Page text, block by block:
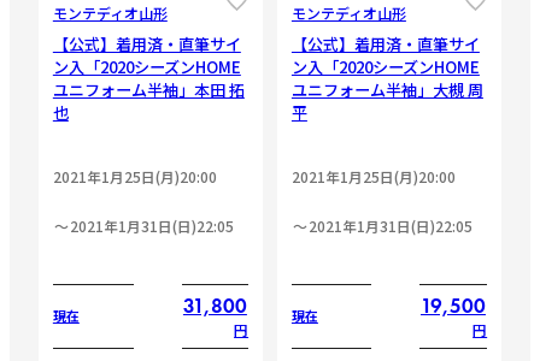
モンテディオ山形
【公式】着用済・直筆サイ
ン入「2020シーズンHOME
ユニフォーム半袖」本田 拓
也
2021年1月25日(月)20:00
2021年1月31日(日)22:05
現在 31,800
円
モンテディオ山形
【公式】着用済・直筆サイ
ン入「2020シーズンHOME
ユニフォーム半袖」大槻 周
平
2021年1月25日(月)20:00
2021年1月31日(日)22:05
現在 19,500
円